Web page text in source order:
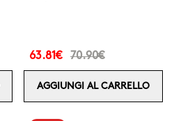
63.81€ 70.90€
AGGIUNGI AL CARRELLO